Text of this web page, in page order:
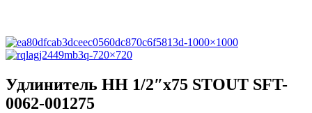
Удлинитель НН 1/2″x75 STOUT SFT-
0062-001275